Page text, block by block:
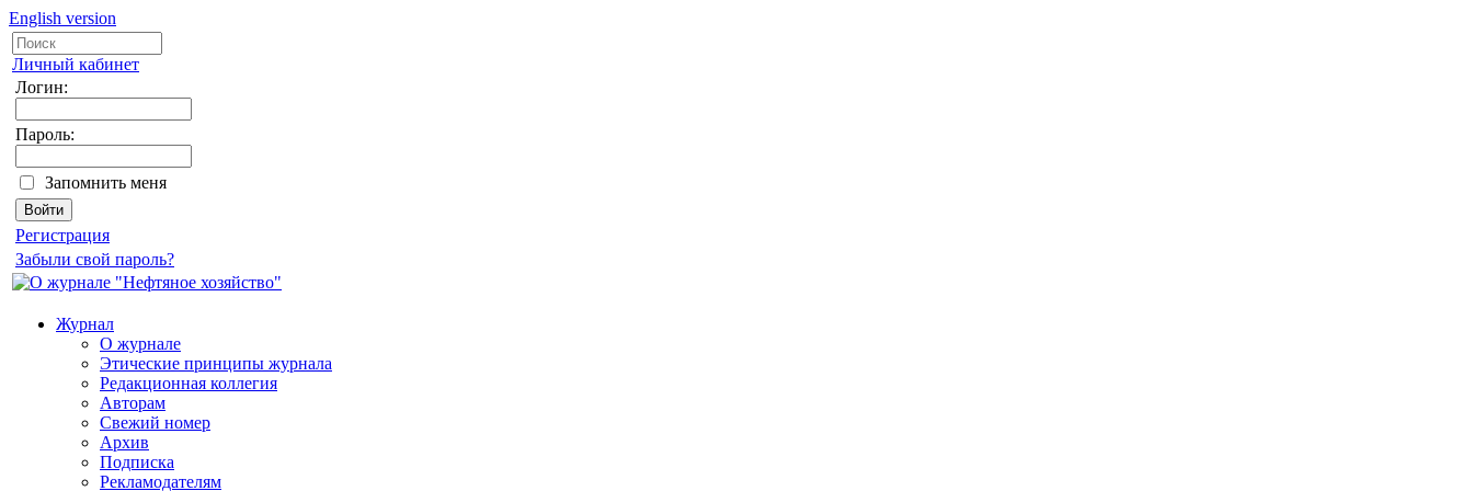
English version
Личный кабинет
Логин:
Пароль:
Запомнить меня
Регистрация
Забыли свой пароль?
Журнал
О журнале
Этические принципы журнала
Редакционная коллегия
Авторам
Свежий номер
Архив
Подписка
Рекламодателям